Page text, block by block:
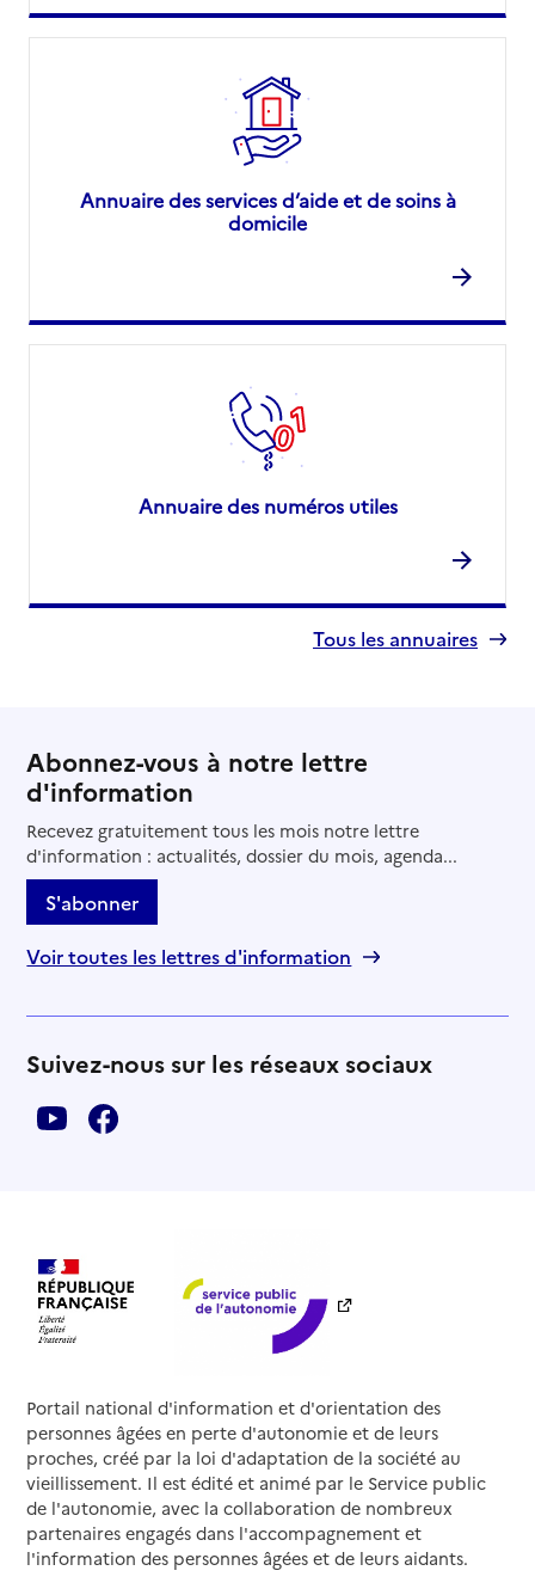
Annuaire des services d’aide et de soins à
domicile
Annuaire des numéros utiles
Tous les annuaires
Abonnez-vous à notre lettre
d'information
Recevez gratuitement tous les mois notre lettre
d'information : actualités, dossier du mois, agenda...
S'abonner
Voir toutes les lettres d'information
Suivez-nous sur les réseaux sociaux
Portail national d'information et d'orientation des
personnes âgées en perte d'autonomie et de leurs
proches, créé par la loi d'adaptation de la société au
vieillissement. Il est édité et animé par le Service public
de l'autonomie, avec la collaboration de nombreux
partenaires engagés dans l'accompagnement et
l'information des personnes âgées et de leurs aidants.